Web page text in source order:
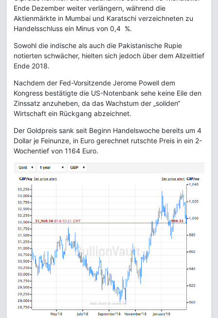
Ende Dezember weiter verlängern, während die
Aktienmärkte in Mumbai und Karatschi verzeichneten zu
Handelsschluss ein Minus von 0,4 %.
Sowohl die indische als auch die Pakistanische Rupie
notierten schwächer, hielten sich jedoch über dem Allzeittief
Ende 2018.
Nachdem der Fed-Vorsitzende Jerome Powell dem
Kongress bestätigte die US-Notenbank sehe keine Eile den
Zinssatz anzuheben, da das Wachstum der „soliden“
Wirtschaft ein Rückgang abzeichnet.
Der Goldpreis sank seit Beginn Handelswoche bereits um 4
Dollar je Feinunze, in Euro gerechnet rutschte Preis in ein 2-
Wochentief von 1164 Euro.